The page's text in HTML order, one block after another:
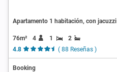
Apartamento 1 habitación, con jacuzzi
76m² 4 1
2
4.8
( 88 Reseñas )
Booking